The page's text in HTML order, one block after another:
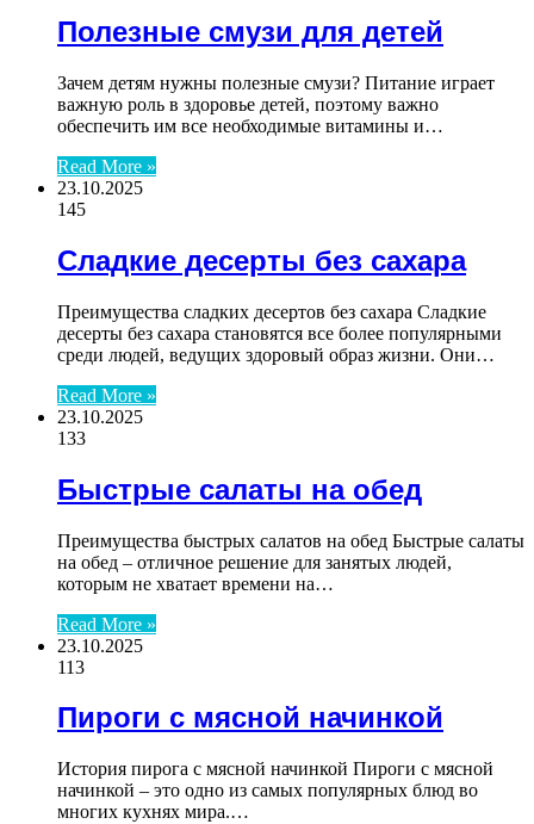
Полезные смузи для детей
Зачем детям нужны полезные смузи? Питание играет
важную роль в здоровье детей, поэтому важно
обеспечить им все необходимые витамины и…
Read More »
23.10.2025
145
Сладкие десерты без сахара
Преимущества сладких десертов без сахара Сладкие
десерты без сахара становятся все более популярными
среди людей, ведущих здоровый образ жизни. Они…
Read More »
23.10.2025
133
Быстрые салаты на обед
Преимущества быстрых салатов на обед Быстрые салаты
на обед – отличное решение для занятых людей,
которым не хватает времени на…
Read More »
23.10.2025
113
Пироги с мясной начинкой
История пирога с мясной начинкой Пироги с мясной
начинкой – это одно из самых популярных блюд во
многих кухнях мира.…